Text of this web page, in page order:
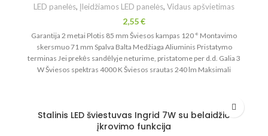
LED panelės, Įleidžiamos LED panelės, Vidaus apšvietimas
2,55€
Garantija 2 metai Plotis 85 mm Šviesos kampas 120 ° Montavimo
skersmuo 71 mm Spalva Balta Medžiaga Aliuminis Pristatymo
terminas Jei prekės sandėlyje neturime, pristatome per d.d. Galia 3
W Šviesos spektras 4000 K Šviesos srautas 240 lm Maksimali
Stalinis LED šviestuvas Ingrid 7W su belaidžio
įkrovimo funkcija